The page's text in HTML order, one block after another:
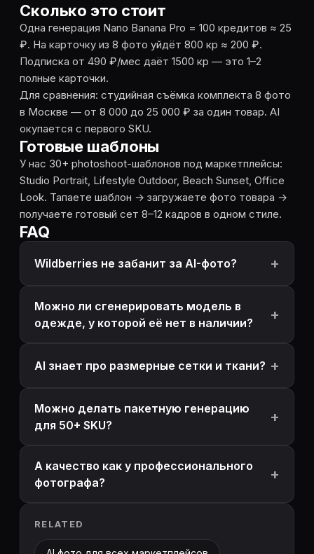
Сколько это стоит
Одна генерация Nano Banana Pro = 100 кредитов ≈ 25
₽. На карточку из 8 фото уйдёт 800 кр ≈ 200 ₽.
Подписка от 490 ₽/мес даёт 1500 кр — это 1–2
полные карточки.
Для сравнения: студийная съёмка комплекта 8 фото
в Москве — от 8 000 до 25 000 ₽ за один товар. AI
окупается с первого SKU.
Готовые шаблоны
У нас 30+ photoshoot-шаблонов под маркетплейсы:
Studio Portrait, Lifestyle Outdoor, Beach Sunset, Office
Look. Тапаете шаблон → загружаете фото товара →
получаете готовый сет 8–12 кадров в одном стиле.
FAQ
Wildberries не забанит за AI-фото?
Можно ли сгенерировать модель в
одежде, у которой её нет в наличии?
AI знает про размерные сетки и ткани?
Можно делать пакетную генерацию
для 50+ SKU?
А качество как у профессионального
фотографа?
RELATED